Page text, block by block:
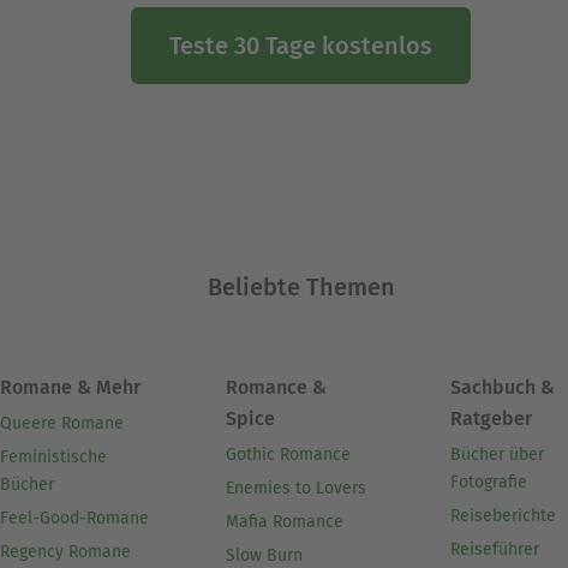
Teste 30 Tage kostenlos
Beliebte Themen
Romane & Mehr
Queere Romane
Feministische
Bücher
Feel-Good-Romane
Regency Romane
Romance &
Spice
Gothic Romance
Enemies to Lovers
Mafia Romance
Slow Burn
Sachbuch &
Ratgeber
Bücher über
Fotografie
Reiseberichte
Reiseführer